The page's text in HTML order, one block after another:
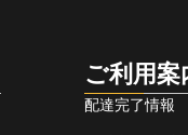
ご利用案
配達完了情報